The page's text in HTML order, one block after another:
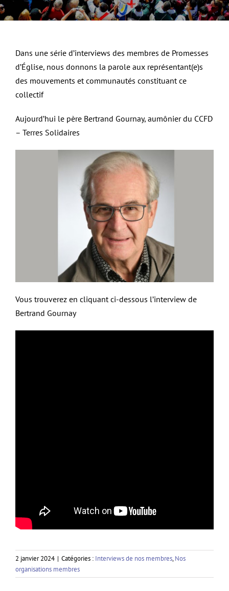
Dans une série d’interviews des membres de Promesses
d’Église, nous donnons la parole aux représentant(e)s
des mouvements et communautés constituant ce
collectif
Aujourd’hui le père Bertrand Gournay, aumônier du CCFD
– Terres Solidaires
Vous trouverez en cliquant ci-dessous l’interview de
Bertrand Gournay
2 janvier 2024 | Catégories : Interviews de nos membres,Nos
organisations membres